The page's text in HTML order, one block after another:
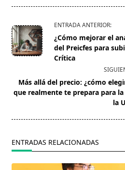
<span
class="nav-
subtitle
screen-
text">Página</span>
ENTRADA ANTERIOR:
¿Cómo mejorar el
del Preicfes para
Crítica
Más allá del precio: ¿cómo
que realmente te prepara para
la
ENTRADAS RELACIONADAS